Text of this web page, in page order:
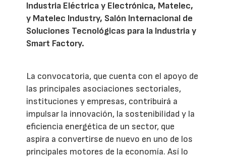
Industria Eléctrica y Electrónica, Matelec,
y Matelec Industry, Salón Internacional de
Soluciones Tecnológicas para la Industria y
Smart Factory.
La convocatoria, que cuenta con el apoyo de
las principales asociaciones sectoriales,
instituciones y empresas, contribuirá a
impulsar la innovación, la sostenibilidad y la
eficiencia energética de un sector, que
aspira a convertirse de nuevo en uno de los
principales motores de la economía. Así lo